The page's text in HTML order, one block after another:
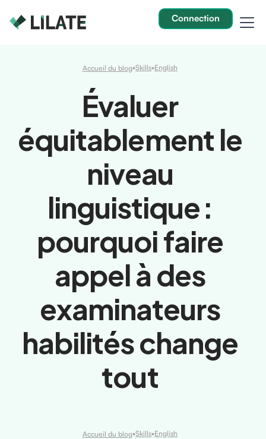
Connection
Accueil du blog•Skills•English
Évaluer
équitablement le
niveau
linguistique :
pourquoi faire
appel à des
examinateurs
habilités change
tout
Accueil du blog•Skills•English